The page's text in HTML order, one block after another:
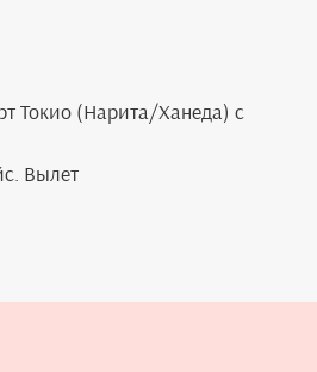
Токио (Нарита/Ханеда) с
Вылет